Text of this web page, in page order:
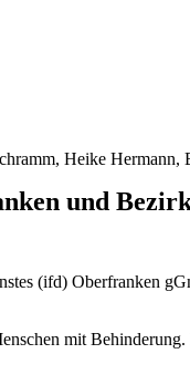
Heike Hermann,
und
(ifd) Oberfranken
mit